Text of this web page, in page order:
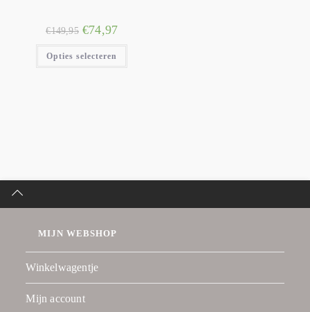
€149,95 €74,97
Opties selecteren
MIJN WEBSHOP
Winkelwagentje
Mijn account